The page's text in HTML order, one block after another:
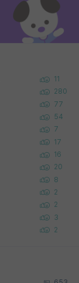
11
280
77
54
7
17
16
20
8
2
2
3
2